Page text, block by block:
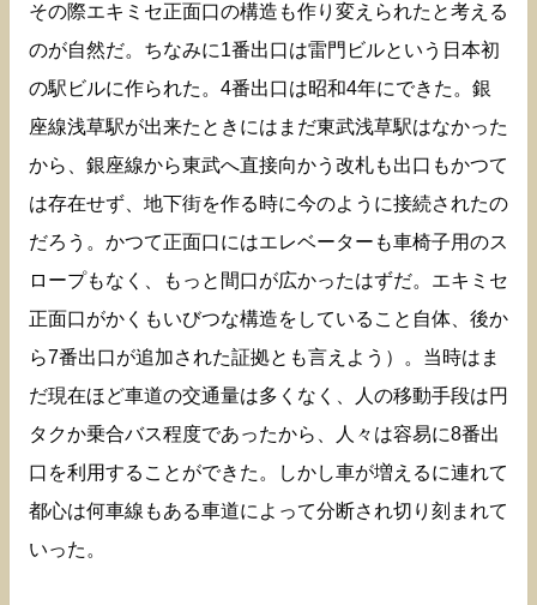
その際エキミセ正面口の構造も作り変えられたと考える
のが自然だ。ちなみに1番出口は雷門ビルという日本初
の駅ビルに作られた。4番出口は昭和4年にできた。銀
座線浅草駅が出来たときにはまだ東武浅草駅はなかった
から、銀座線から東武へ直接向かう改札も出口もかつて
は存在せず、地下街を作る時に今のように接続されたの
だろう。かつて正面口にはエレベーターも車椅子用のス
ロープもなく、もっと間口が広かったはずだ。エキミセ
正面口がかくもいびつな構造をしていること自体、後か
ら7番出口が追加された証拠とも言えよう）。当時はま
だ現在ほど車道の交通量は多くなく、人の移動手段は円
タクか乗合バス程度であったから、人々は容易に8番出
口を利用することができた。しかし車が増えるに連れて
都心は何車線もある車道によって分断され切り刻まれて
いった。